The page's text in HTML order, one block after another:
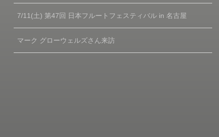
7/11(土) 第47回 日本フルートフェスティバル in 名古屋
マーク グローウェルズさん来訪